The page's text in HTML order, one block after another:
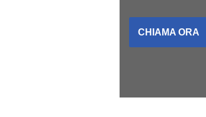
CHIAMA ORA